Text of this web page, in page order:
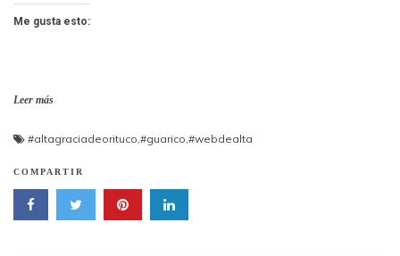
Me gusta esto:
Leer más
#altagraciadeorituco #guarico #webdealta
COMPARTIR